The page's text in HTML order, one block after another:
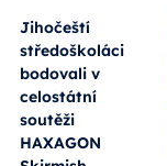
Jihočeští
středoškoláci
bodovali v
celostátní
soutěži
HAXAGON